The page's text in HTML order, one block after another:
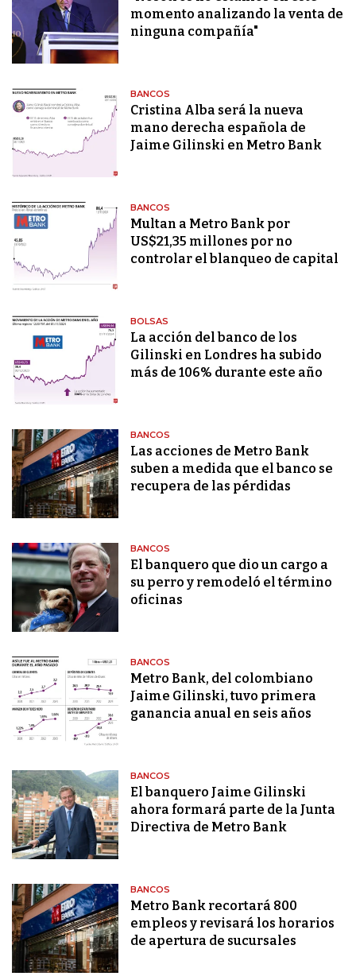
momento analizando la venta de
ninguna compañía"
BANCOS
Cristina Alba será la nueva
mano derecha española de
Jaime Gilinski en Metro Bank
BANCOS
Multan a Metro Bank por
US$21,35 millones por no
controlar el blanqueo de capital
BOLSAS
La acción del banco de los
Gilinski en Londres ha subido
más de 106% durante este año
BANCOS
Las acciones de Metro Bank
suben a medida que el banco se
recupera de las pérdidas
BANCOS
El banquero que dio un cargo a
su perro y remodeló el término
oficinas
BANCOS
Metro Bank, del colombiano
Jaime Gilinski, tuvo primera
ganancia anual en seis años
BANCOS
El banquero Jaime Gilinski
ahora formará parte de la Junta
Directiva de Metro Bank
BANCOS
Metro Bank recortará 800
empleos y revisará los horarios
de apertura de sucursales